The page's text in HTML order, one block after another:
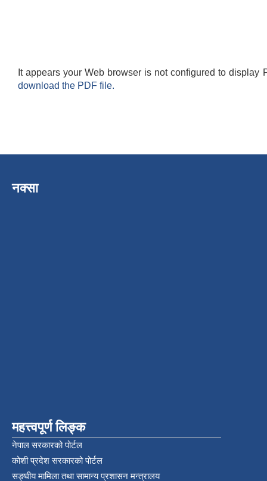
It appears your Web browser is not configured to display
download the PDF file.
नक्सा
महत्त्वपूर्ण लिङ्क
नेपाल सरकारको पोर्टल
कोशी प्रदेश सरकारको पोर्टल
सङ्‍घीय मामिला तथा सामान्य प्रशासन मन्त्रालय